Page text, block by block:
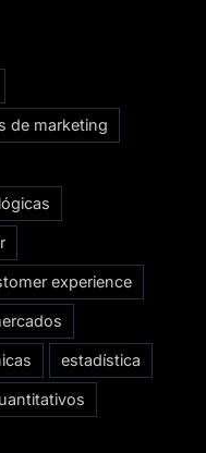
de marketing
experience
estadística